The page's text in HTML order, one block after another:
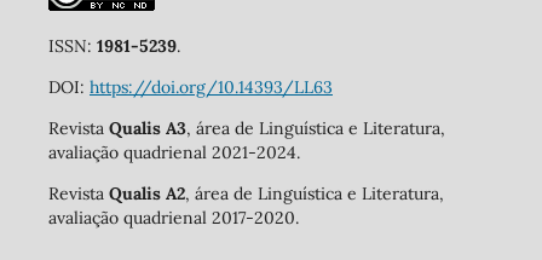
ISSN: 1981-5239.
DOI: https://doi.org/10.14393/LL63
Revista Qualis A3, área de Linguística e Literatura,
avaliação quadrienal 2021-2024.
Revista Qualis A2, área de Linguística e Literatura,
avaliação quadrienal 2017-2020.